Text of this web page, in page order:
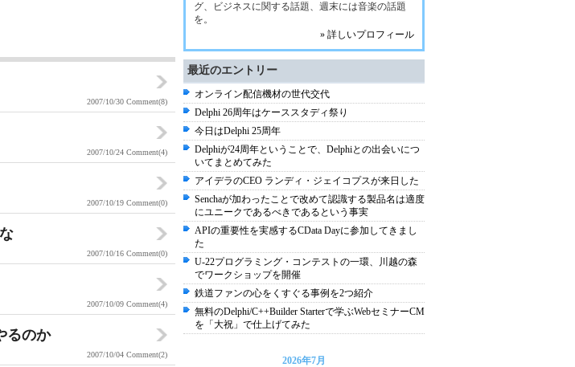
2007/10/30 Comment(8)
2007/10/24 Comment(4)
2007/10/19 Comment(0)
2007/10/16 Comment(0)
2007/10/09 Comment(4)
るのか
2007/10/04 Comment(2)
グ、ビジネスに関する話題、週末には音楽の話題
を。
» 詳しいプロフィール
最近のエントリー
オンライン配信機材の世代交代
Delphi 26周年はケーススタディ祭り
今日はDelphi 25周年
Delphiが24周年ということで、Delphiとの出会いにつ
いてまとめてみた
アイデラのCEO ランディ・ジェイコプスが来日した
Senchaが加わったことで改めて認識する製品名は適度
にユニークであるべきであるという事実
APIの重要性を実感するCData Dayに参加してきまし
た
U-22プログラミング・コンテストの一環、川越の森
でワークショップを開催
鉄道ファンの心をくすぐる事例を2つ紹介
無料のDelphi/C++Builder Starterで学ぶWebセミナーCM
を「大祝」で仕上げてみた
2026年7月